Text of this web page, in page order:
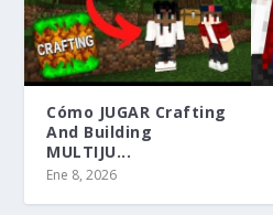
Cómo JUGAR Crafting
And Building
MULTIJU...
Ene 8, 2026